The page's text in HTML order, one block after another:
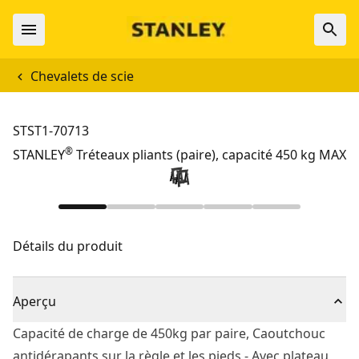
Chevalets de scie
STST1-70713
STANLEY® Tréteaux pliants (paire), capacité 450 kg MAX
Détails du produit
Aperçu
Capacité de charge de 450kg par paire, Caoutchouc